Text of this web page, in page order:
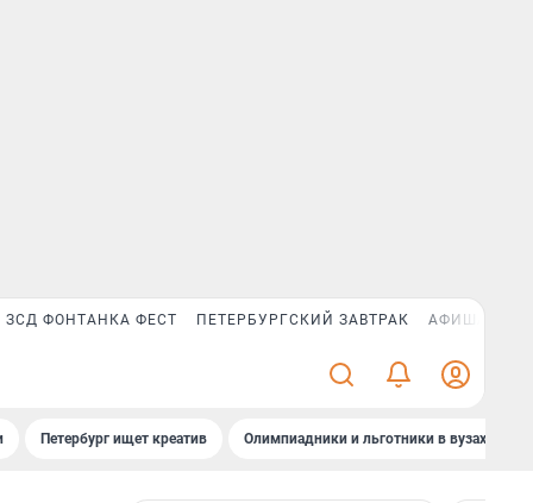
ЗСД ФОНТАНКА ФЕСТ ПЕТЕРБУРГСКИЙ ЗАВТРАК АФИША PLUS
Петербург ищет креатив Олимпиадники и льготники в вузах СПб